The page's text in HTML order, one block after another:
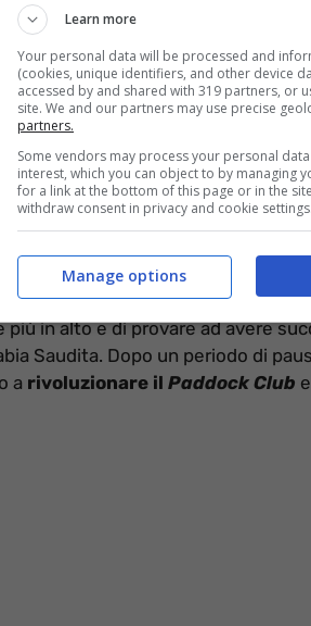
i riflettori. Non sono mancate,
, espresse senza peli sulla
mezze misure, ma
con i suoi dipendenti:
lo scopo finale, cioè il profitto.
in alto e di provare ad avere
Saudita. Dopo un periodo di
a rivoluzionare il Paddock Club
Learn more
Your personal data will be processed and
(cookies, unique identifiers, and other device
accessed by and shared with 319 partners, or
site. We and our partners may use precise
partners.
Some vendors may process your personal
interest, which you can object to by managing
for a link at the bottom of this page or in the
withdraw consent in privacy and cookie settings.
Manage options